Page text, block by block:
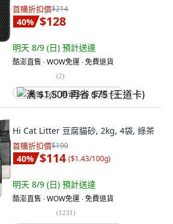
首購折扣價$214
40% $128
明天 8/9 (日) 預計送達
酷澎直售 ∙ WOW免運 ∙ 免費退貨
(2)
满 $1,500 再省 $75 (王道卡)
Hi Cat Litter 豆腐貓砂, 2kg, 4袋, 綠茶
首購折扣價$190
40% $114 ($1.43/100g)
明天 8/9 (日) 預計送達
酷澎直售 ∙ WOW免運 ∙ 免費退貨
(1231)